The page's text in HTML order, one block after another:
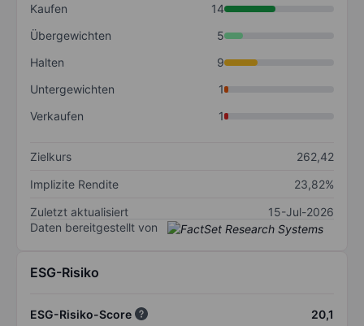
Kaufen
14
Übergewichten
5
Halten
9
Untergewichten
1
Verkaufen
1
Zielkurs
262,42
Implizite Rendite
23,82%
Zuletzt aktualisiert
15-Jul-2026
Daten bereitgestellt von
ESG-Risiko
ESG-Risiko-Score
20,1